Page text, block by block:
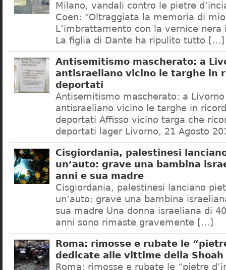
Milano, vandali contro le pietre
Coen: “Oltraggiata la memoria di
L’imbrattamento con la vernice nera
La figlia di Dante ha ripulito tutto […]
Antisemitismo mascherato: a
antisraeliano vicino le targhe in
deportati
Antisemitismo mascherato: a
antisraeliano vicino le targhe in
deportati Affisso vicino targa che
deportati lager Livorno, 21 Agosto
Cisgiordania, palestinesi
un’auto: grave una bambina
anni e sua madre
Cisgiordania, palestinesi lanciano
un’auto: grave una bambina
sua madre Una donna israeliana di
anni sono rimaste gravemente […]
Roma: rimosse e rubate le
dedicate alle vittime della Shoah
Roma: rimosse e rubate le “pietre